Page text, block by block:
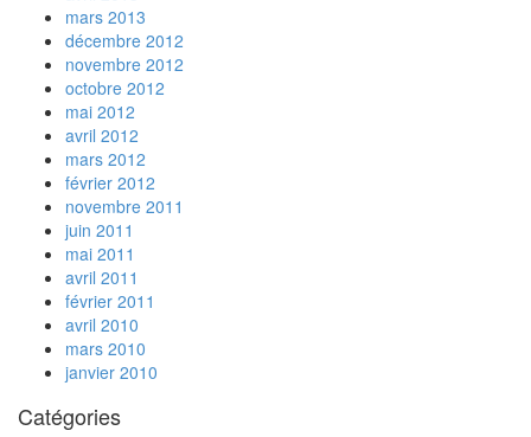
mars 2013
décembre 2012
novembre 2012
octobre 2012
mai 2012
avril 2012
mars 2012
février 2012
novembre 2011
juin 2011
mai 2011
avril 2011
février 2011
avril 2010
mars 2010
janvier 2010
Catégories